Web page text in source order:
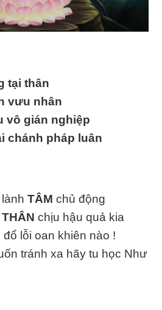
tại thân
vưu nhân
vô gián nghiệp
chánh pháp luân
lànhTÂM chủ động
THÂN chịu hậu quả kia
lỗi oan khiên nào !
tránh xa hãy tu học Như